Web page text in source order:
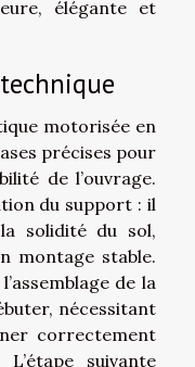
élégante et
motorisée en
précises pour
de l’ouvrage.
du support : il
solidité du sol,
montage stable.
de la
nécessitant
correctement
suivante